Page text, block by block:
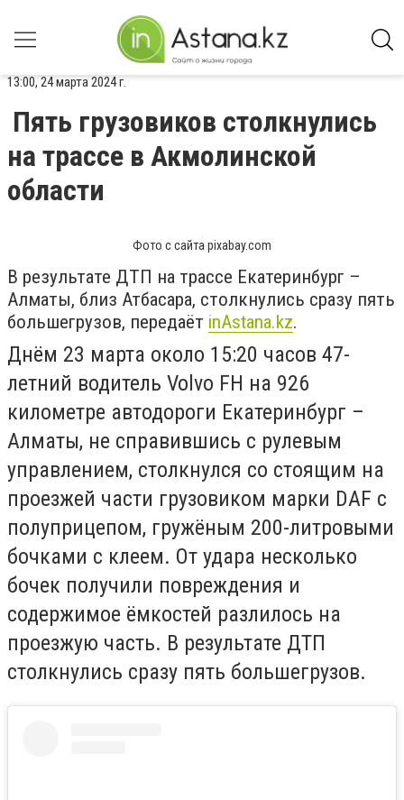
13:00, 24 марта 2024 г.
Пять грузовиков столкнулись
на трассе в Акмолинской
области
Фото с сайта pixabay.com
В результате ДТП на трассе Екатеринбург –
Алматы, близ Атбасара, столкнулись сразу пять
большегрузов, передаёт inАstana.kz.
Днём 23 марта около 15:20 часов 47-
летний водитель Volvo FH на 926
километре автодороги Екатеринбург –
Алматы, не справившись с рулевым
управлением, столкнулся со стоящим на
проезжей части грузовиком марки DAF с
полуприцепом, гружёным 200-литровыми
бочками с клеем. От удара несколько
бочек получили повреждения и
содержимое ёмкостей разлилось на
проезжую часть. В результате ДТП
столкнулись сразу пять большегрузов.